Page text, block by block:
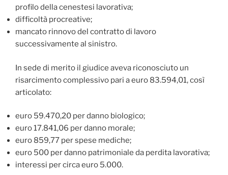
profilo della cenestesi lavorativa;
difficoltà procreative;
mancato rinnovo del contratto di lavoro
successivamente al sinistro.
In sede di merito il giudice aveva riconosciuto un
risarcimento complessivo pari a euro 83.594,01, così
articolato:
euro 59.470,20 per danno biologico;
euro 17.841,06 per danno morale;
euro 859,77 per spese mediche;
euro 500 per danno patrimoniale da perdita lavorativa;
interessi per circa euro 5.000.